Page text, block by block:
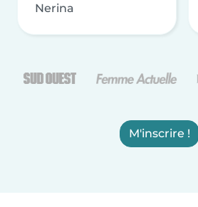
Nerina
M'inscrire !